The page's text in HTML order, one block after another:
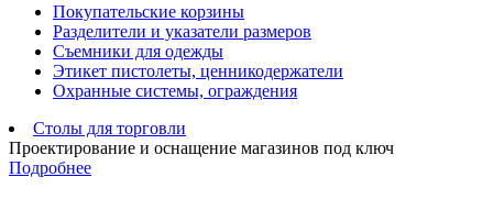
Покупательские корзины
Разделители и указатели размеров
Съемники для одежды
Этикет пистолеты, ценникодержатели
Охранные системы, ограждения
Столы для торговли
Проектирование и оснащение магазинов под ключ
Подробнее